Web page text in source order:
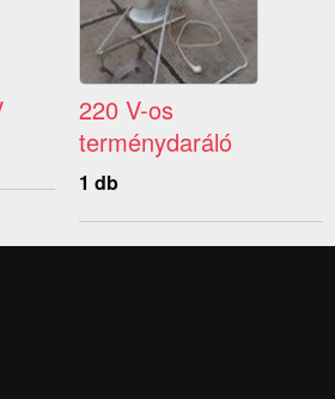
220 V-os
terménydaráló
1 db